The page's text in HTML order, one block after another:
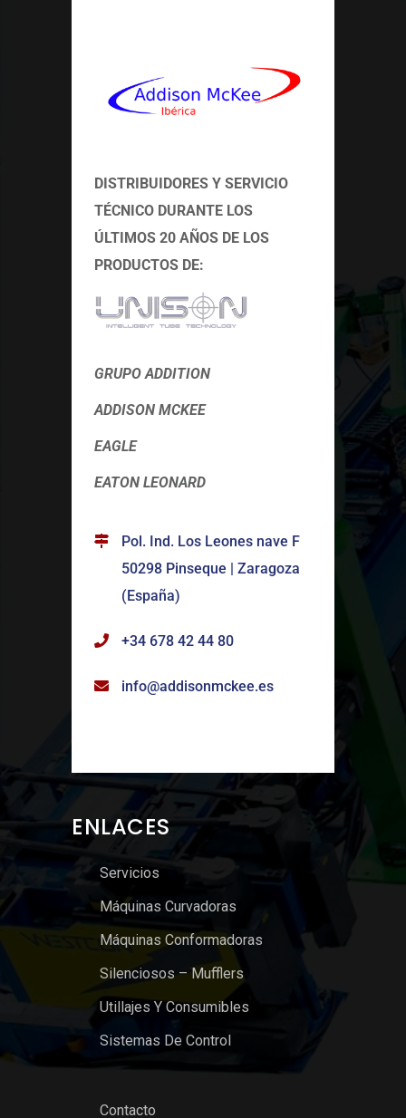
DISTRIBUIDORES Y SERVICIO
TÉCNICO DURANTE LOS
ÚLTIMOS 20 AÑOS DE LOS
PRODUCTOS DE:
GRUPO ADDITION
ADDISON MCKEE
EAGLE
EATON LEONARD
Pol. Ind. Los Leones nave F
50298 Pinseque | Zaragoza
(España)
+34 678 42 44 80
info@addisonmckee.es
ENLACES
Servicios
Máquinas Curvadoras
Máquinas Conformadoras
Silenciosos – Mufflers
Utillajes Y Consumibles
Sistemas De Control
Contacto